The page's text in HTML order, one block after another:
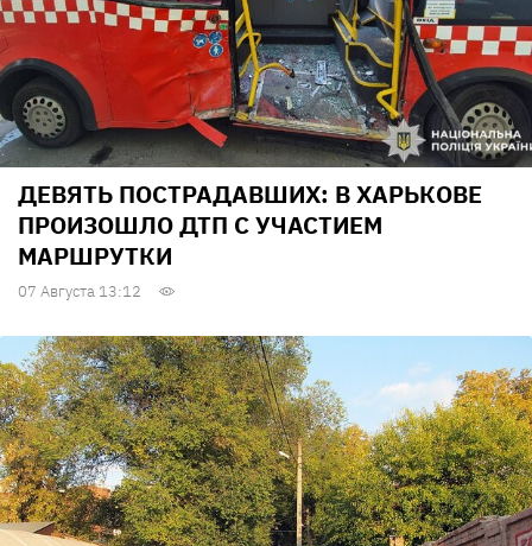
ДЕВЯТЬ ПОСТРАДАВШИХ: В ХАРЬКОВЕ
ПРОИЗОШЛО ДТП С УЧАСТИЕМ
МАРШРУТКИ
07 Августа 13:12